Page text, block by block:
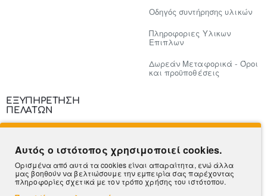
Οδηγός συντήρησης υλικών
Πληροφοριες Υλικων
Επιπλων
Δωρεάν Μεταφορικά - Όροι
και προϋποθέσεις
ΕΞΥΠΗΡΕΤΗΣΗ
ΠΕΛΑΤΩΝ
Τρόποι Πληρωμής
Πληροφορίες Αποστολής
Αυτός ο ιστότοπος χρησιμοποιεί cookies.
Ορισμένα από αυτά τα cookies είναι απαραίτητα, ενώ άλλα
μας βοηθούν να βελτιώσουμε την εμπειρία σας παρέχοντας
πληροφορίες σχετικά με τον τρόπο χρήσης του ιστότοπου.